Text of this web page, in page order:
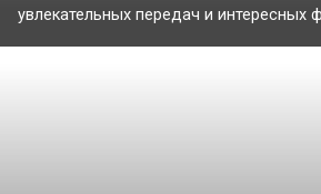
увлекательных передач и интересных